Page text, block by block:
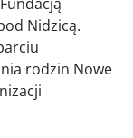
Nidzicą.
rodzin Nowe